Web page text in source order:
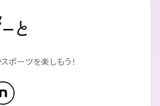
ポーツを楽しもう！